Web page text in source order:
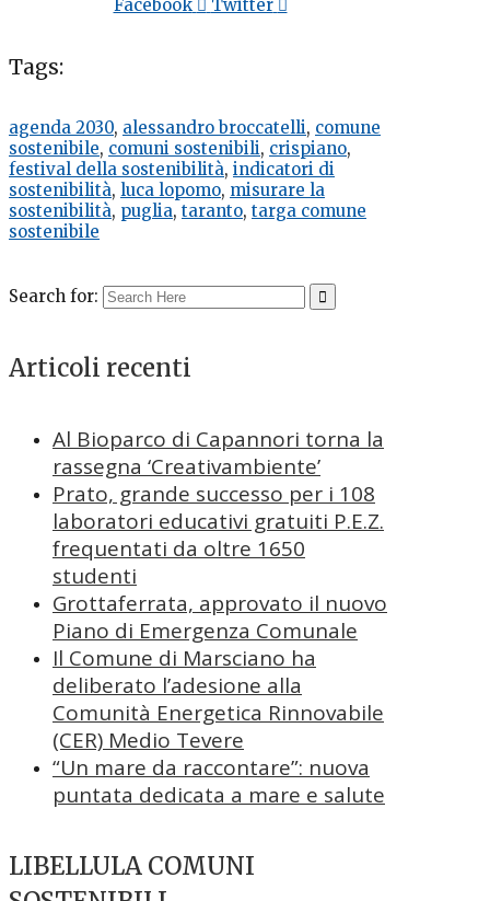
Facebook Twitter
Tags:
agenda 2030, alessandro broccatelli, comune
sostenibile, comuni sostenibili, crispiano,
festival della sostenibilità, indicatori di
sostenibilità, luca lopomo, misurare la
sostenibilità, puglia, taranto, targa comune
sostenibile
Search for:
Articoli recenti
Al Bioparco di Capannori torna la
rassegna ‘Creativambiente’
Prato, grande successo per i 108
laboratori educativi gratuiti P.E.Z.
frequentati da oltre 1650
studenti
Grottaferrata, approvato il nuovo
Piano di Emergenza Comunale
Il Comune di Marsciano ha
deliberato l’adesione alla
Comunità Energetica Rinnovabile
(CER) Medio Tevere
“Un mare da raccontare”: nuova
puntata dedicata a mare e salute
LIBELLULA COMUNI